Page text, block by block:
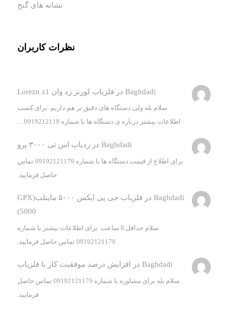
نشانه های گنج
نظرات کاربران
Baghdadi در فلزیاب لورنز زد وان Lorezn z1
سلام بله ولی دستگاه های دقیق تر هم داریم. برای کسب
اطلاعات بیشتر درباره ی دستگاه ها با شماره 0919212119…
Baghdadi درردیاب اس تی ۳۰۰۰ پرو
برای اطلاع از قیمت دستگاه ها با شماره 09192121179 تماس
حاصل فرمایید.
Baghdadi در
فلزیاب جی پی ایکس ۵۰۰۰ ماینلب(GPX
5000)
سلام حداقل 8 ساعت. برای اطلاعات بیشتر با شماره
09192121179 تماس حاصل فرمایید.
Baghdadi در افزایش درصد موفقیت کار با فلزیاب
سلام بله برای مشاوره با شماره 09192121179 تماس حاصل
فرمایید.